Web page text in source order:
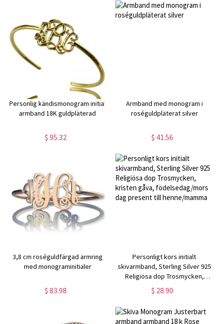
Personlig kändismonogram initial
armband 18K guldpläterad
$ 95.32
Armband med monogram i
roséguldpläterat silver
$ 41.56
3,8 cm roséguldfärgad armring
med monograminitialer
$ 83.98
Personligt kors initialt
skivarmband, Sterling Silver 925
Religiösa dop Trosmycken,
kristen gåva, födelsedag/mors
dag present till henne/mamma
$ 28.90